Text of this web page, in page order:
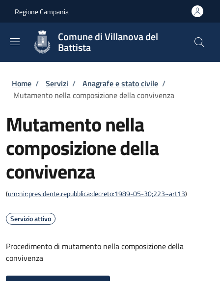
Regione Campania
Comune di Villanova del
Battista
Briciole di pane
Home / Servizi / Anagrafe e stato civile /
Mutamento nella composizione della convivenza
Mutamento nella
composizione della
convivenza
(urn:nir:presidente.repubblica:decreto:1989-05-30;223~art13)
Servizio attivo
Procedimento di mutamento nella composizione della
convivenza